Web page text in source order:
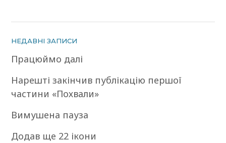
НЕДАВНІ ЗАПИСИ
Працюймо далі
Нарешті закінчив публікацію першої
частини «Похвали»
Вимушена пауза
Додав ще 22 ікони